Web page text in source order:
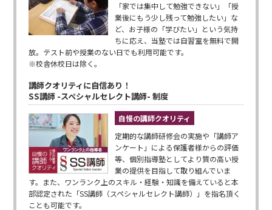
「家では集中して勉強できない」「授
業後にもう少し残って勉強したい」な
ど、お子様の「学びたい」という気持
ちに応え、当塾では自習室を無料で開
放。テスト前や授業のない日でも利用可能です。
※校舎休校日は除く。
講師クオリティに自信あり！
SS講師 -スペシャルセレクト講師- 制度
自慢の講師クオリティ
定期的な講師研修会の実施や「講師ア
ンケート」による保護者様からの評価
等、個別指導塾としてより質の高い授
業の提供を目指して取り組んでいま
す。また、ワンランク上のスキル・経験・知識を備えていると本
部認定された「SS講師（スペシャルセレクト講師）」を指名頂く
ことも可能です。